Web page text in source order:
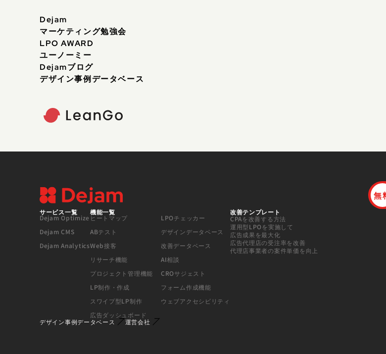
Dejam
マーケティング勉強会
LPO AWARD
ユーノーミー
Dejamブログ
デザイン事例データベース
無
サービス一覧
Dejam Optimize
Dejam CMS
Dejam Analytics
機能一覧
ヒートマップ
LPOチェッカー
ABテスト
デザインデータベース
Web接客
改善データベース
リサーチ機能
AI相談
プロジェクト管理機能
CROサジェスト
LP制作・作成
フォーム作成機能
スワイプ型LP制作
ウェブアクセシビリティ
広告ダッシュボード
改善テンプレート
CPAを改善する方法
運用型LPOを実施して
広告成果を最大化
広告代理店の受注率を改善
代理店事業者の案件単価を向上
デザイン事例データベース
運営会社